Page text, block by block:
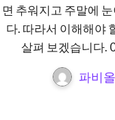
면 추워지고 주말에
다. 따라서 이해해야
살펴 보겠습니다.
파비